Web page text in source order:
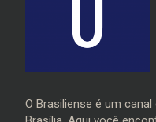
O Brasiliense é um